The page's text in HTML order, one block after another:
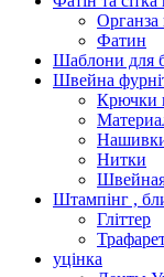
Фатин
Шаблони для
Швейна
Крючки
Нитки
Штампінг ,
Гліттер
уцінка